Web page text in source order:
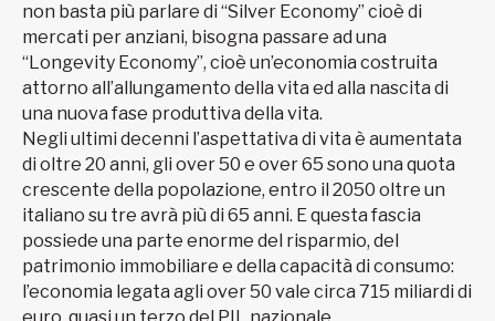
non basta più parlare di “Silver Economy” cioè di
mercati per anziani, bisogna passare ad una
“Longevity Economy”, cioè un’economia costruita
attorno all’allungamento della vita ed alla nascita di
una nuova fase produttiva della vita.
Negli ultimi decenni l’aspettativa di vita è aumentata
di oltre 20 anni, gli over 50 e over 65 sono una quota
crescente della popolazione, entro il 2050 oltre un
italiano su tre avrà più di 65 anni. E questa fascia
possiede una parte enorme del risparmio, del
patrimonio immobiliare e della capacità di consumo:
l’economia legata agli over 50 vale circa 715 miliardi di